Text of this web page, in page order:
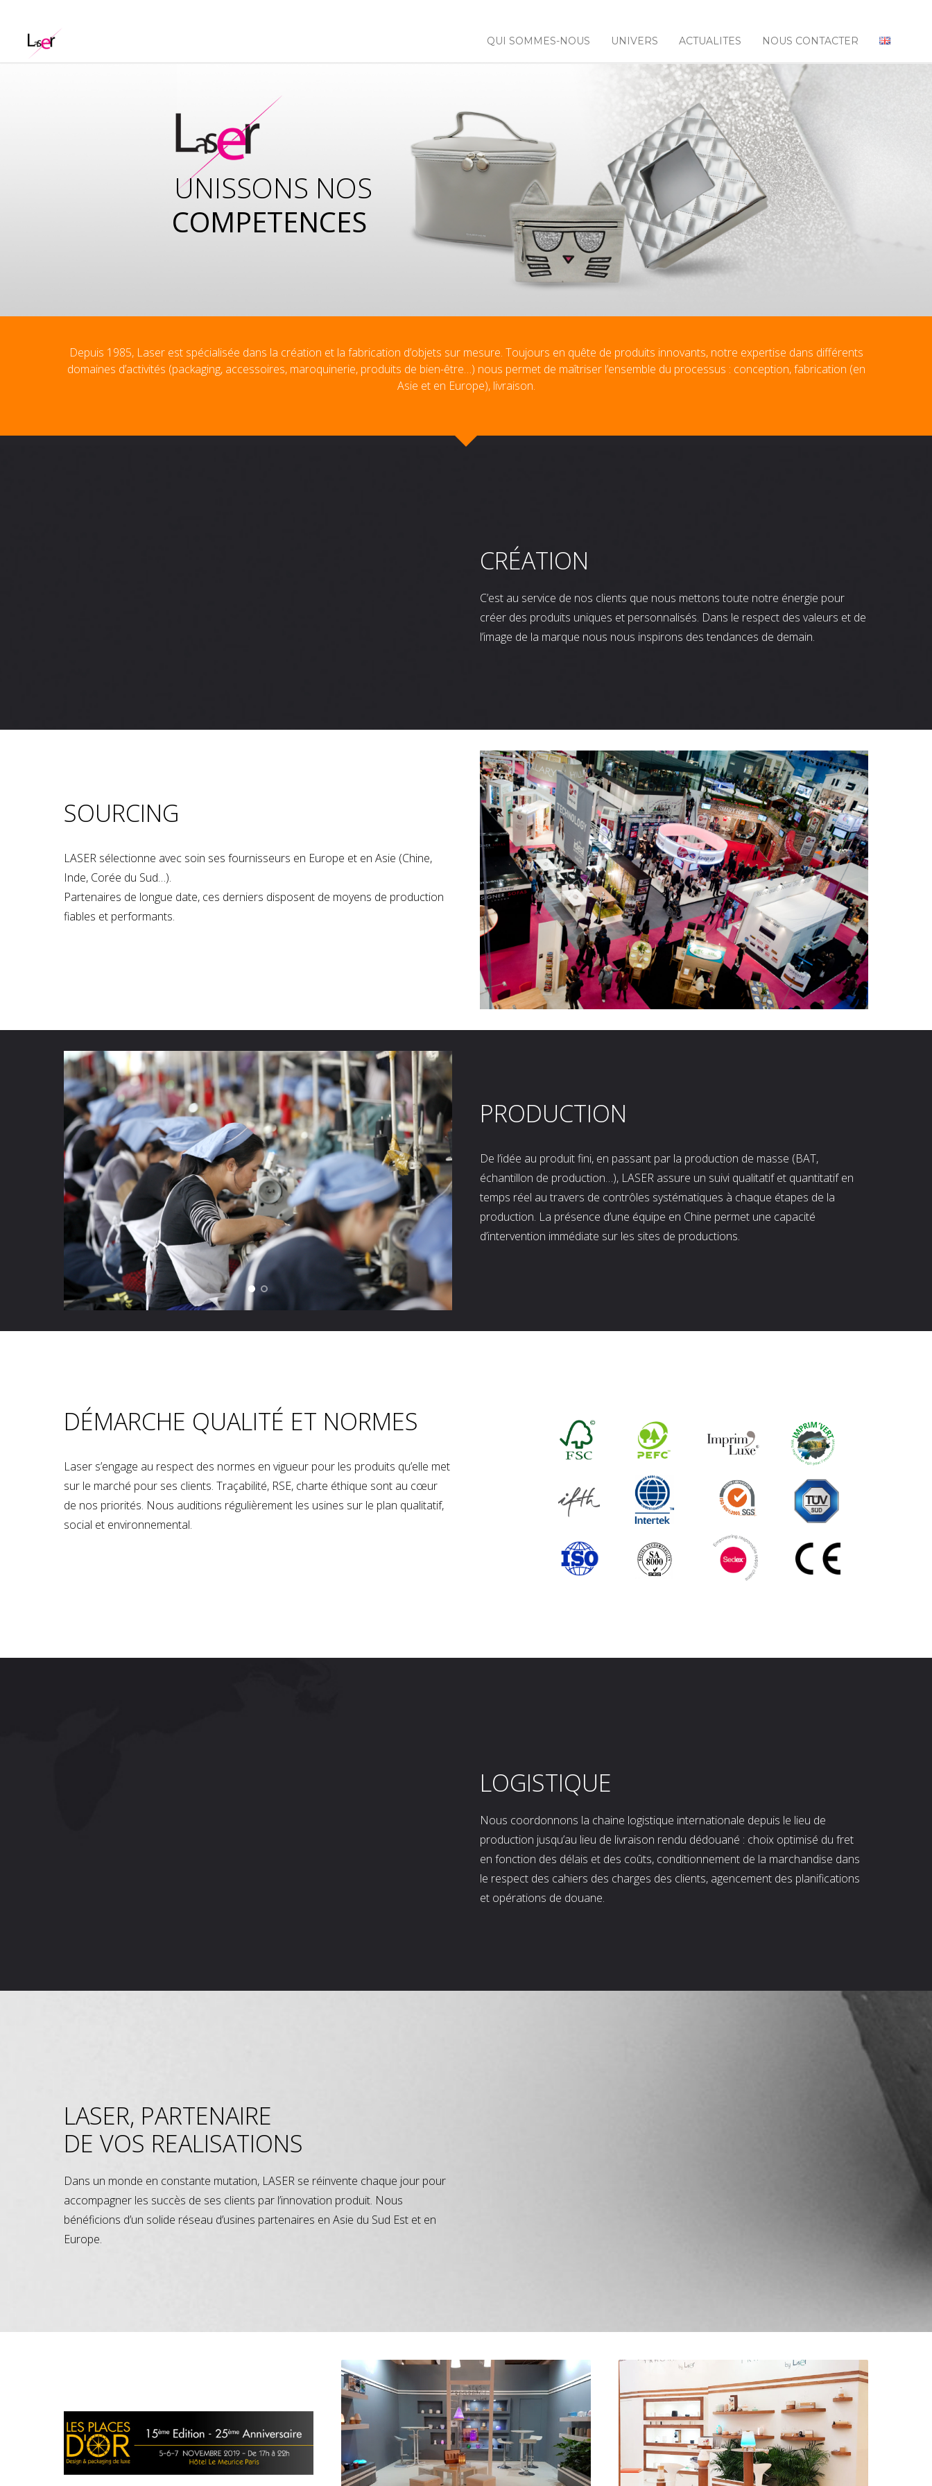
QUI SOMMES-NOUS UNIVERS ACTUALITES NOUS CONTACTER
COMPETENCES
UNISSONS NOS
Depuis 1985, Laser est spécialisée dans la création et la fabrication d’objets sur mesure. Toujours en quête de produits innovants, notre expertise dans différents
domaines d’activités (packaging, accessoires, maroquinerie, produits de bien-être…) nous permet de maîtriser l’ensemble du processus : conception, fabrication (en
Asie et en Europe), livraison.
CRÉATION
C’est au service de nos clients que nous mettons toute notre énergie pour
créer des produits uniques et personnalisés. Dans le respect des valeurs et de
l’image de la marque nous nous inspirons des tendances de demain.
SOURCING
LASER sélectionne avec soin ses fournisseurs en Europe et en Asie (Chine,
Inde, Corée du Sud…).
Partenaires de longue date, ces derniers disposent de moyens de production
fiables et performants.
PRODUCTION
De l’idée au produit fini, en passant par la production de masse (BAT,
échantillon de production…), LASER assure un suivi qualitatif et quantitatif en
temps réel au travers de contrôles systématiques à chaque étapes de la
production. La présence d’une équipe en Chine permet une capacité
d’intervention immédiate sur les sites de productions.
DÉMARCHE QUALITÉ ET NORMES
Laser s’engage au respect des normes en vigueur pour les produits qu’elle met
sur le marché pour ses clients. Traçabilité, RSE, charte éthique sont au cœur
de nos priorités. Nous auditions régulièrement les usines sur le plan qualitatif,
social et environnemental.
LOGISTIQUE
Nous coordonnons la chaine logistique internationale depuis le lieu de
production jusqu’au lieu de livraison rendu dédouané : choix optimisé du fret
en fonction des délais et des coûts, conditionnement de la marchandise dans
le respect des cahiers des charges des clients, agencement des planifications
et opérations de douane.
LASER, PARTENAIRE
DE VOS REALISATIONS
Dans un monde en constante mutation, LASER se réinvente chaque jour pour
accompagner les succès de ses clients par l’innovation produit. Nous
bénéficions d’un solide réseau d’usines partenaires en Asie du Sud Est et en
Europe.